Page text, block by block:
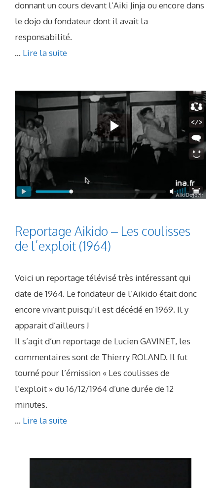
donnant un cours devant l’Aiki Jinja ou encore dans
le dojo du fondateur dont il avait la
responsabilité.
... Lire la suite
Reportage Aikido – Les coulisses
de l’exploit (1964)
Voici un reportage télévisé très intéressant qui
date de 1964. Le fondateur de l’Aikido était donc
encore vivant puisqu’il est décédé en 1969. Il y
apparait d’ailleurs !
Il s’agit d’un reportage de Lucien GAVINET, les
commentaires sont de Thierry ROLAND. Il fut
tourné pour l’émission « Les coulisses de
l’exploit » du 16/12/1964 d’une durée de 12
minutes.
... Lire la suite